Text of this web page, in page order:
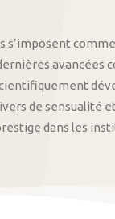
s’imposent
avancées
de sensualité et
dans les